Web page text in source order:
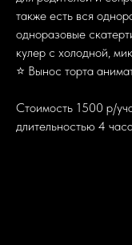
также есть вся
одноразовые
кулер с холодной,
⭐ Вынос торта
Стоимость 1500 р/
длительностью 4